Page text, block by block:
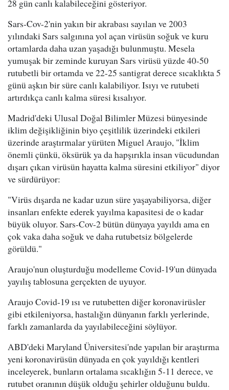
28 gün canlı kalabileceğini gösteriyor.
Sars-Cov-2'nin yakın bir akrabası sayılan ve 2003
yılındaki Sars salgınına yol açan virüsün soğuk ve kuru
ortamlarda daha uzan yaşadığı bulunmuştu. Mesela
yumuşak bir zeminde kuruyan Sars virüsü yüzde 40-50
rutubetli bir ortamda ve 22-25 santigrat derece sıcaklıkta 5
günü aşkın bir süre canlı kalabiliyor. Isıyı ve rutubeti
artırdıkça canlı kalma süresi kısalıyor.
Madrid'deki Ulusal Doğal Bilimler Müzesi bünyesinde
iklim değişikliğinin biyo çeşitlilik üzerindeki etkileri
üzerinde araştırmalar yürüten Miguel Araujo, "İklim
önemli çünkü, öksürük ya da hapşırıkla insan vücudundan
dışarı çıkan virüsün hayatta kalma süresini etkiliyor" diyor
ve sürdürüyor:
"Virüs dışarda ne kadar uzun süre yaşayabiliyorsa, diğer
insanları enfekte ederek yayılma kapasitesi de o kadar
büyük oluyor. Sars-Cov-2 bütün dünyaya yayıldı ama en
çok vaka daha soğuk ve daha rutubetsiz bölgelerde
görüldü."
Araujo'nun oluşturduğu modelleme Covid-19'un dünyada
yayılış tablosuna gerçekten de uyuyor.
Araujo Covid-19 ısı ve rutubetten diğer koronavirüsler
gibi etkileniyorsa, hastalığın dünyanın farklı yerlerinde,
farklı zamanlarda da yayılabileceğini söylüyor.
ABD'deki Maryland Üniversitesi'nde yapılan bir araştırma
yeni koronavirüsün dünyada en çok yayıldığı kentleri
inceleyerek, bunların ortalama sıcaklığın 5-11 derece, ve
rutubet oranının düşük olduğu şehirler olduğunu buldu.